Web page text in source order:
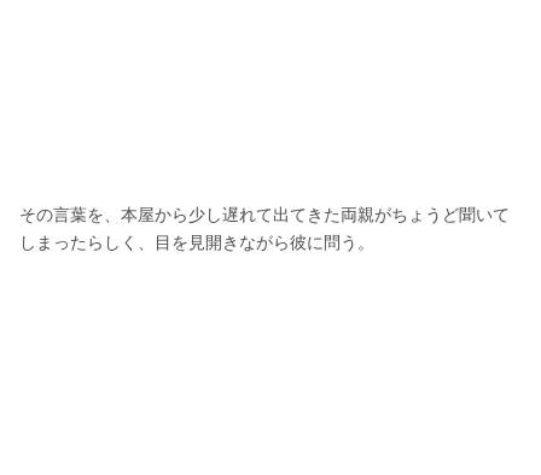
その言葉を、本屋から少し遅れて出てきた両親がちょうど聞いて
しまったらしく、目を見開きながら彼に問う。